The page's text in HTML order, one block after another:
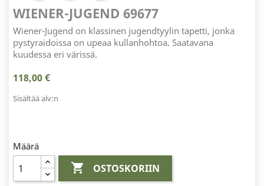
WIENER-JUGEND 69677
Wiener-Jugend on klassinen jugendtyylin tapetti, jonka
pystyraidoissa on upeaa kullanhohtoa. Saatavana
kuudessa eri värissä.
118,00 €
Sisältää alv:n
Määrä
 OSTOSKORIIN